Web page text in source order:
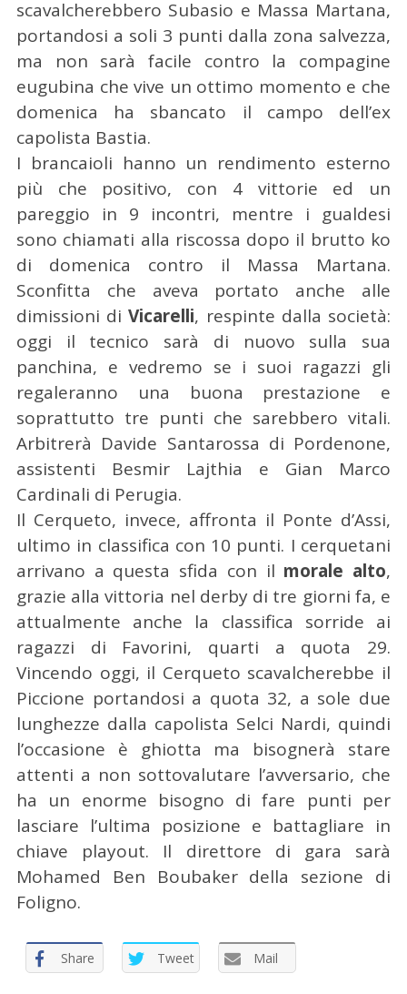
scavalcherebbero Subasio e Massa Martana,
portandosi a soli 3 punti dalla zona salvezza,
ma non sarà facile contro la compagine
eugubina che vive un ottimo momento e che
domenica ha sbancato il campo dell’ex
capolista Bastia.
I brancaioli hanno un rendimento esterno
più che positivo, con 4 vittorie ed un
pareggio in 9 incontri, mentre i gualdesi
sono chiamati alla riscossa dopo il brutto ko
di domenica contro il Massa Martana.
Sconfitta che aveva portato anche alle
dimissioni diVicarelli, respinte dalla società:
oggi il tecnico sarà di nuovo sulla sua
panchina, e vedremo se i suoi ragazzi gli
regaleranno una buona prestazione e
soprattutto tre punti che sarebbero vitali.
Arbitrerà Davide Santarossa di Pordenone,
assistenti Besmir Lajthia e Gian Marco
Cardinali di Perugia.
Il Cerqueto, invece, affronta il Ponte d’Assi,
ultimo in classifica con 10 punti. I cerquetani
arrivano a questa sfida con il morale alto,
grazie alla vittoria nel derby di tre giorni fa, e
attualmente anche la classifica sorride ai
ragazzi di Favorini, quarti a quota 29.
Vincendo oggi, il Cerqueto scavalcherebbe il
Piccione portandosi a quota 32, a sole due
lunghezze dalla capolista Selci Nardi, quindi
l’occasione è ghiotta ma bisognerà stare
attenti a non sottovalutare l’avversario, che
ha un enorme bisogno di fare punti per
lasciare l’ultima posizione e battagliare in
chiave playout. Il direttore di gara sarà
Mohamed Ben Boubaker della sezione di
Foligno.
Share Tweet Mail
e
a
p
r
: